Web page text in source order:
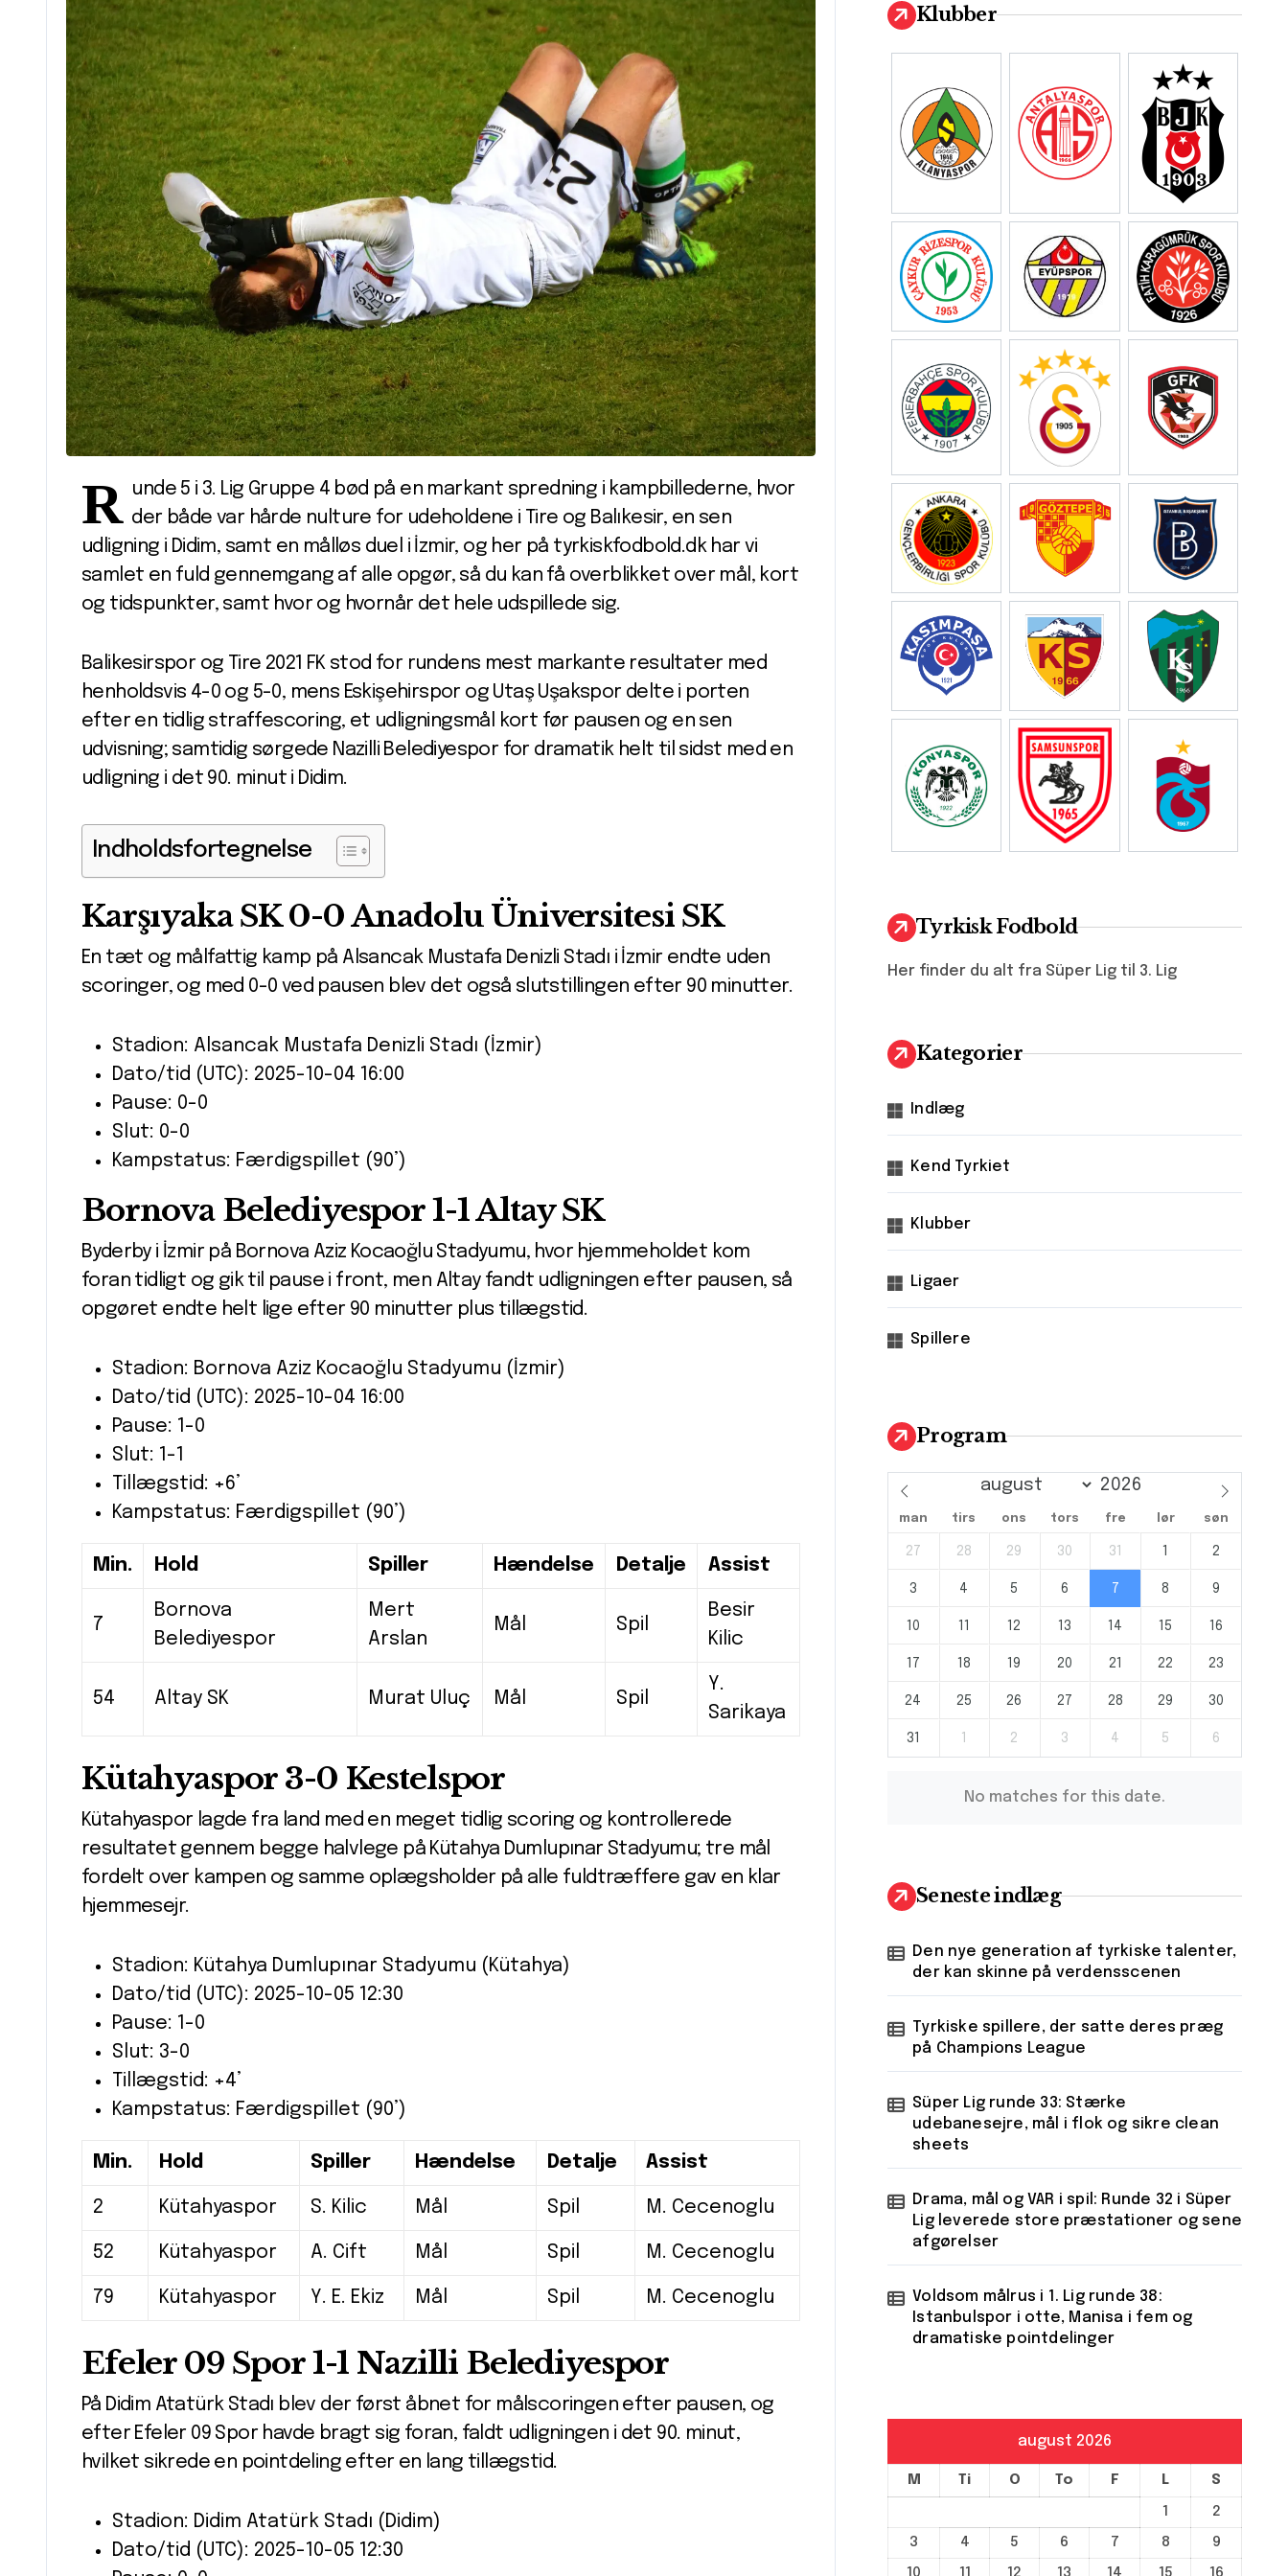
R unde 5 i 3. Lig Gruppe 4 bød på en markant spredning i kampbillederne, hvor
der både var hårde nulture for udeholdene i Tire og Balıkesir, en sen
udligning i Didim, samt en målløs duel i İzmir, og her på tyrkiskfodbold.dk har vi
samlet en fuld gennemgang af alle opgør, så du kan få overblikket over mål, kort
og tidspunkter, samt hvor og hvornår det hele udspillede sig.
Balikesirspor og Tire 2021 FK stod for rundens mest markante resultater med
henholdsvis 4-0 og 5-0, mens Eskişehirspor og Utaş Uşakspor delte i porten
efter en tidlig straffescoring, et udligningsmål kort før pausen og en sen
udvisning; samtidig sørgede Nazilli Belediyespor for dramatik helt til sidst med en
udligning i det 90. minut i Didim.
Indholdsfortegnelse
Karşıyaka SK 0-0 Anadolu Üniversitesi SK
En tæt og målfattig kamp på Alsancak Mustafa Denizli Stadı i İzmir endte uden
scoringer, og med 0-0 ved pausen blev det også slutstillingen efter 90 minutter.
Stadion: Alsancak Mustafa Denizli Stadı (İzmir)
Dato/tid (UTC): 2025-10-04 16:00
Pause: 0-0
Slut: 0-0
Kampstatus: Færdigspillet (90’)
Bornova Belediyespor 1-1 Altay SK
Byderby i İzmir på Bornova Aziz Kocaoğlu Stadyumu, hvor hjemmeholdet kom
foran tidligt og gik til pause i front, men Altay fandt udligningen efter pausen, så
opgøret endte helt lige efter 90 minutter plus tillægstid.
Stadion: Bornova Aziz Kocaoğlu Stadyumu (İzmir)
Dato/tid (UTC): 2025-10-04 16:00
Pause: 1-0
Slut: 1-1
Tillægstid: +6’
Kampstatus: Færdigspillet (90’)
Min. Hold Spiller Hændelse Detalje Assist
7
Bornova
Belediyespor
Mert
Arslan
Mål Spil
Besir
Kilic
54 Altay SK Murat Uluç Mål Spil
Y.
Sarikaya
Kütahyaspor 3-0 Kestelspor
Kütahyaspor lagde fra land med en meget tidlig scoring og kontrollerede
resultatet gennem begge halvlege på Kütahya Dumlupınar Stadyumu; tre mål
fordelt over kampen og samme oplægsholder på alle fuldtræffere gav en klar
hjemmesejr.
Stadion: Kütahya Dumlupınar Stadyumu (Kütahya)
Dato/tid (UTC): 2025-10-05 12:30
Pause: 1-0
Slut: 3-0
Tillægstid: +4’
Kampstatus: Færdigspillet (90’)
Min. Hold Spiller Hændelse Detalje Assist
2 Kütahyaspor S. Kilic Mål Spil M. Cecenoglu
52 Kütahyaspor A. Cift Mål Spil M. Cecenoglu
79 Kütahyaspor Y. E. Ekiz Mål Spil M. Cecenoglu
Efeler 09 Spor 1-1 Nazilli Belediyespor
På Didim Atatürk Stadı blev der først åbnet for målscoringen efter pausen, og
efter Efeler 09 Spor havde bragt sig foran, faldt udligningen i det 90. minut,
hvilket sikrede en pointdeling efter en lang tillægstid.
Stadion: Didim Atatürk Stadı (Didim)
Dato/tid (UTC): 2025-10-05 12:30
Klubber
Tyrkisk Fodbold
Her finder du alt fra Süper Lig til 3. Lig
Kategorier
Indlæg
Kend Tyrkiet
Klubber
Ligaer
Spillere
Program
man tirs ons tors fre lør søn
27 28 29 30 31 1 2
3 4 5 6 7 8 9
10 11 12 13 14 15 16
17 18 19 20 21 22 23
24 25 26 27 28 29 30
31 1 2 3 4 5 6
No matches for this date.
Seneste indlæg
Den nye generation af tyrkiske talenter,
der kan skinne på verdensscenen
Tyrkiske spillere, der satte deres præg
på Champions League
Süper Lig runde 33: Stærke
udebanesejre, mål i flok og sikre clean
sheets
Drama, mål og VAR i spil: Runde 32 i Süper
Lig leverede store præstationer og sene
afgørelser
Voldsom målrus i 1. Lig runde 38:
Istanbulspor i otte, Manisa i fem og
dramatiske pointdelinger
august 2026
M Ti O To F L S
1
2
3
4 5 6 7 8
9